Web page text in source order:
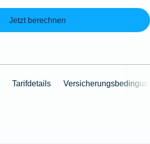
Jetzt berechnen
Tarifdetails